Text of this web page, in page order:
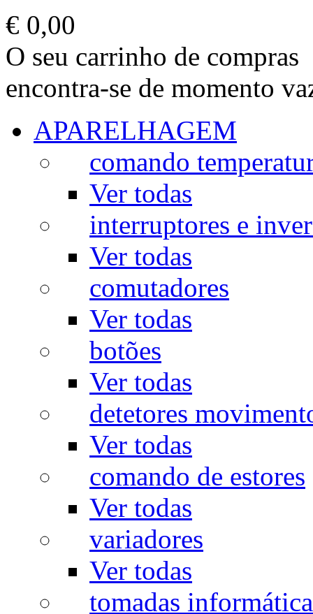
€ 0,00
O seu carrinho de compras
encontra-se de momento
APARELHAGEM
comando
Ver todas
interruptores e
Ver todas
comutadores
Ver todas
botões
Ver todas
detetores
Ver todas
comando de estores
Ver todas
variadores
Ver todas
tomadas